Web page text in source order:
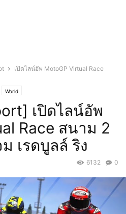
เปิดไลน์อัพ MotoGP Virtual Race
World
เปิดไลน์อัพ
Race สนาม 2
เรดบูลล์ ริง
0
6132